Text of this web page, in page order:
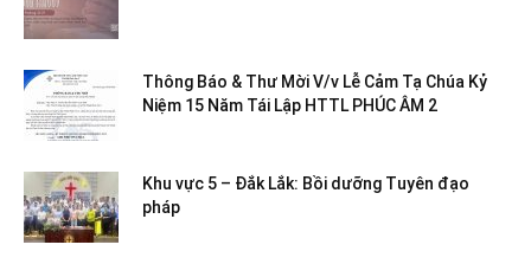
Thông Báo & Thư Mời V/v Lễ Cảm Tạ Chúa Kỷ
Niệm 15 Năm Tái Lập HTTL PHÚC ÂM 2
Khu vực 5 – Đắk Lắk: Bồi dưỡng Tuyên đạo
pháp